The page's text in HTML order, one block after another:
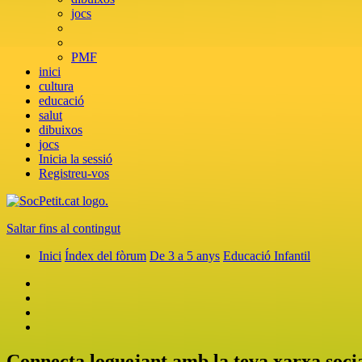
jocs
PMF
inici
cultura
educació
salut
dibuixos
jocs
Inicia la sessió
Registreu-vos
Saltar fins al contingut
Inici Índex del fòrum De 3 a 5 anys Educació Infantil